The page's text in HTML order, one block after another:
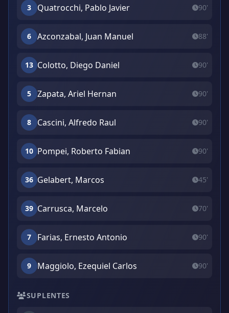
3 Quatrocchi, Pablo Javier 90'
6 Azconzabal, Juan Manuel 88'
13 Colotto, Diego Daniel 90'
5 Zapata, Ariel Hernan 90'
8 Cascini, Alfredo Raul 90'
10 Pompei, Roberto Fabian 90'
36 Gelabert, Marcos 45'
39 Carrusca, Marcelo 70'
7 Farias, Ernesto Antonio 90'
9 Maggiolo, Ezequiel Carlos 90'
SUPLENTES